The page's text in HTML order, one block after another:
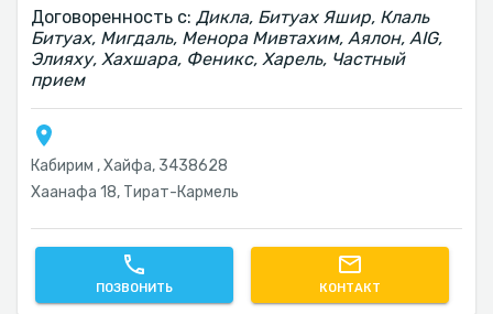
Договоренность с: Дикла, Битуах Яшир, Клаль
Битуах, Мигдаль, Менора Мивтахим, Аялон, AIG,
Элияху, Хахшара, Феникс, Харель, Частный
прием
Кабирим , Хайфа, 3438628
Хаанафа 18, Тират-Кармель
ПОЗВОНИТЬ КОНТАКТ